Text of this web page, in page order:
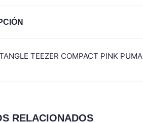
TEEZER COMPACT PINK PUMA
RELACIONADOS